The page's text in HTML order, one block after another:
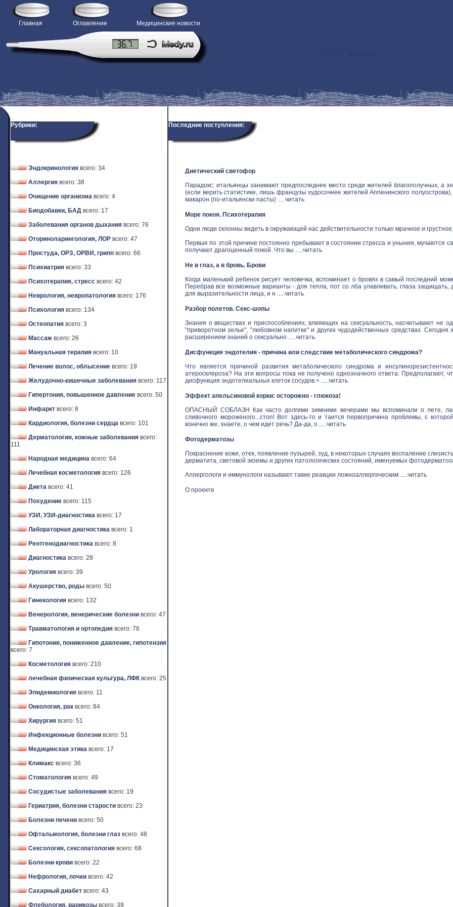
Главная Оглавление Медицинские новости
>
Рубрики:
Эндокринология всего: 34
Аллергия всего: 38
Очищение организма всего: 4
Биодобавки, БАД всего: 17
Заболевания органов дыхания всего: 76
Оториноларингология, ЛОР всего: 47
Простуда, ОРЗ, ОРВИ, грипп всего: 66
Психиатрия всего: 33
Психотерапия, стресс всего: 42
Неврология, невропатология всего: 176
Психология всего: 134
Остеопатия всего: 3
Массаж всего: 26
Мануальная терапия всего: 10
Лечение волос, облысение всего: 19
Желудочно-кишечные заболевания всего: 117
Гипертония, повышенное давление всего: 50
Инфаркт всего: 8
Кардиология, болезни сердца всего: 101
Дерматология, кожные заболевания всего:
111
Народная медицина всего: 64
Лечебная косметология всего: 126
Диета всего: 41
Похудение всего: 115
УЗИ, УЗИ-диагностика всего: 17
Лабораторная диагностика всего: 1
Рентгенодиагностика всего: 8
Диагностика всего: 28
Урология всего: 39
Акушерство, роды всего: 50
Гинекология всего: 132
Венерология, венерические болезни всего: 47
Травматология и ортопедия всего: 76
Гипотония, пониженное давление, гипотензия
всего: 7
Косметология всего: 210
лечебная физическая культура, ЛФК всего: 25
Эпидемиология всего: 11
Онкология, рак всего: 84
Хирургия всего: 51
Инфекционные болезни всего: 51
Медицинская этика всего: 17
Климакс всего: 36
Стоматология всего: 49
Сосудистые заболевания всего: 19
Гериатрия, болезни старости всего: 23
Болезни печени всего: 50
Офтальмология, болезни глаз всего: 48
Сексология, сексопатология всего: 68
Болезни крови всего: 22
Нефрология, почки всего: 42
Сахарный диабет всего: 43
Флебология, варикозы всего: 39
Последние поступления:
Диетический светофор
Парадокс: итальянцы занимают предпоследнее место среди жителей благополучных, а
(если верить статистике, лишь французы худосочнее жителей Аппенинского
макарон (по-итальянски пасты) .....читать
Море покоя. Психотерапия
Одни люди склонны видеть в окружающей нас действительности только мрачное и
Первые по этой причине постоянно пребывают в состоянии стресса и уныния, мучаются
получают драгоценный покой. Что вы .....читать
Не в глаз, а в бровь. Брови
Когда маленький ребенок рисует человечка, вспоминает о бровях в самый последний
Перебрав все возможные варианты - для тепла, пот со лба улавливать, глаза
для выразительности лица, и н .....читать
Разбор полетов. Секс-шопы
Знания о веществах и приспособлениях, влияющих на сексуальность, насчитывают не
"приворотном зелье", "любовном напитке" и других чудодейственных средствах.
расширением знаний о сексуально .....читать
Дисфункция эндотелия - причина или следствие метаболического синдрома?
Что является причиной развития метаболического синдрома и
атеросклероза? На эти вопросы пока не получено однозначного ответа.
дисфункция эндотелиальных клеток сосудов.< .....читать
Эффект апельсиновой корки: осторожно - глюкоза!
ОПАСНЫЙ СОБЛАЗН Как часто долгими зимними вечерами мы вспоминали о лете,
сливочного мороженого...стоп! Вот здесь-то и таится первопричина проблемы, с
конечно же, знаете, о чем идет речь? Да-да, о .....читать
Фотодерматозы
Покраснение кожи, отек, появление пузырей, зуд, в некоторых случаях воспаление
дерматита, световой экземы и других патологических состояний, именуемых
Аллергологи и иммунологи называют такие реакции ложноаллергическим .....читать
О проекте